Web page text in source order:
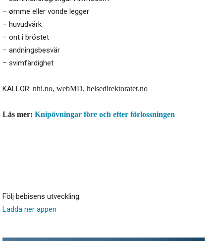
– ømme eller vonde legger
– huvudvärk
– ont i bröstet
– andningsbesvär
– svimfärdighet
KÄLLOR: nhi.no, webMD, helsedirektoratet.no
Läs mer: Knipövningar före och efter förlossningen
Följ bebisens utveckling:
Ladda ner appen